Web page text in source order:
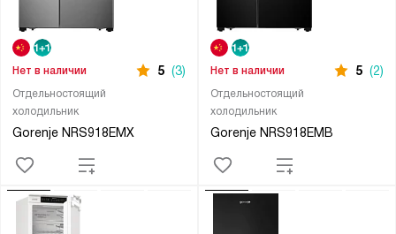
Отдельностоящий
холодильник
Gorenje NRS918EMX
Нет в наличии 5 (3)
Отдельностоящий
холодильник
Gorenje NRS918EMB
Нет в наличии 5 (2)